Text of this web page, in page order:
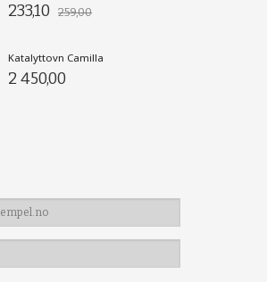
233,10 259,00
Katalyttovn Camilla
2 450,00